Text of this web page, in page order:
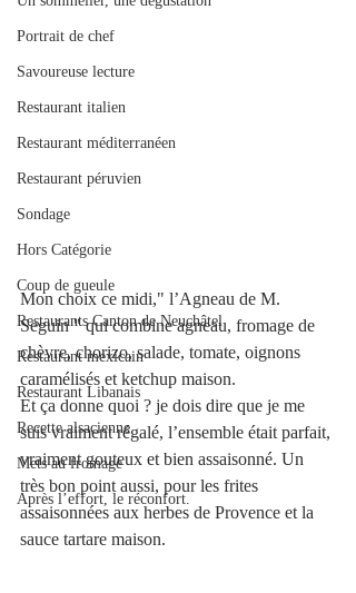
Portrait de chef
Savoureuse lecture
Restaurant italien
Restaurant méditerranéen
Restaurant péruvien
Sondage
Hors Catégorie
Coup de gueule
Restaurants Canton de Neuchâtel
Restaurant mexicain
Restaurant Libanais
Recette alsacienne
Mets au fromage
Après l’effort, le réconfort.
Mon choix ce midi," l’Agneau de M.
Seguin " qui combine agneau, fromage de
chèvre, chorizo, salade, tomate, oignons
caramélisés et ketchup maison.
Et ça donne quoi ? je dois dire que je me
suis vraiment régalé, l’ensemble était parfait,
vraiment gouteux et bien assaisonné. Un
très bon point aussi, pour les frites
assaisonnées aux herbes de Provence et la
sauce tartare maison.